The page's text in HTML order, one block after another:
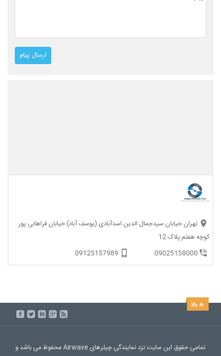
تهران خیابان سیدجمال الدین اسدآبادی (یوسف آباد) خیابان فراهانی پور
کوچه هفتم پلاک 12
09025158000
09125157989
تمامی حقوق این سایت نزد نمایندگی چیلرهای Airwave محفوظ می باشد و